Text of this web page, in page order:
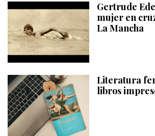
Gertrude
mujer en
La Mancha
Literatura
libros